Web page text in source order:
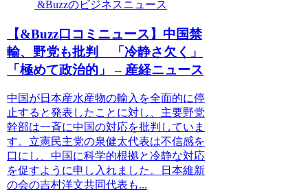
&Buzzのビジネスニュース
【&Buzz口コミニュース】中国禁
輸、野党も批判 「冷静さ欠く」
「極めて政治的」 – 産経ニュース
中国が日本産水産物の輸入を全面的に停
止すると発表したことに対し、主要野党
幹部は一斉に中国の対応を批判していま
す。立憲民主党の泉健太代表は不信感を
口にし、中国に科学的根拠と冷静な対応
を促すように申し入れました。日本維新
の会の吉村洋文共同代表も...